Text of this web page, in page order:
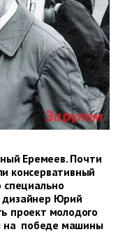
Еремеев. Почти
консервативный
специально
дизайнер Юрий
проект молодого
на победе машины